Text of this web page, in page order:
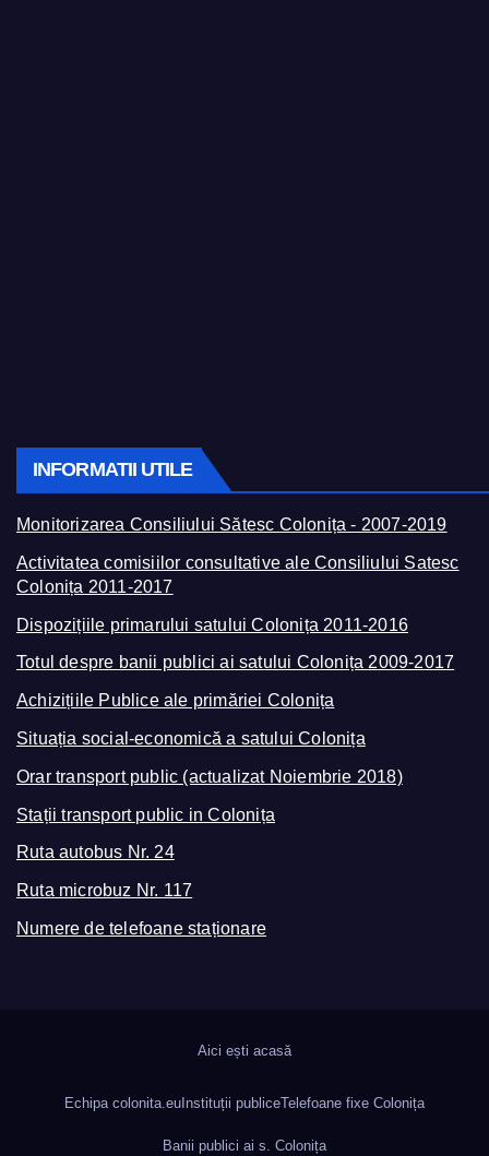
INFORMATII UTILE
Monitorizarea Consiliului Sătesc Colonița - 2007-2019
Activitatea comisiilor consultative ale Consiliului Satesc
Colonița 2011-2017
Dispozițiile primarului satului Colonița 2011-2016
Totul despre banii publici ai satului Colonița 2009-2017
Achizițiile Publice ale primăriei Colonița
Situația social-economică a satului Colonița
Orar transport public (actualizat Noiembrie 2018)
Stații transport public in Colonița
Ruta autobus Nr. 24
Ruta microbuz Nr. 117
Numere de telefoane staționare
Aici ești acasă
Echipa colonita.eu Instituții publiceTelefoane fixe Colonița
Banii publici ai s. Colonița